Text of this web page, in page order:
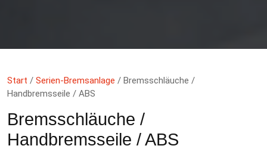
Start / Serien-Bremsanlage / Bremsschläuche /
Handbremsseile / ABS
Bremsschläuche /
Handbremsseile / ABS